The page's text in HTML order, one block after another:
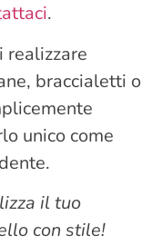
.
realizzare
braccialetti o
unico come
il tuo
con stile!